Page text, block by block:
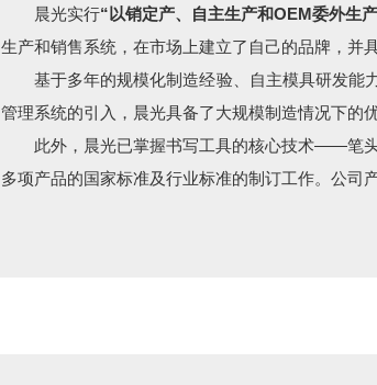
晨光实行“以销定产、自主生产和OEM委外生
生产和销售系统，在市场上建立了自己的品牌，并
基于多年的规模化制造经验、自主模具研发能
管理系统的引入，晨光具备了大规模制造情况下的
此外，晨光已掌握书写工具的核心技术——笔
多项产品的国家标准及行业标准的制订工作。公司